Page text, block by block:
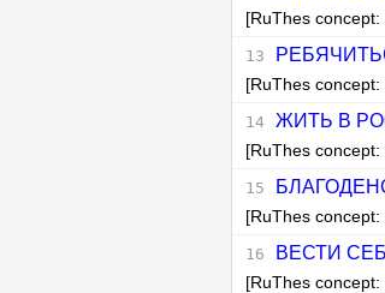
[RuThes concept:
[RuThes concept:
ЖИТЬ В
[RuThes concept:
[RuThes concept:
ВЕСТИ
[RuThes concept: